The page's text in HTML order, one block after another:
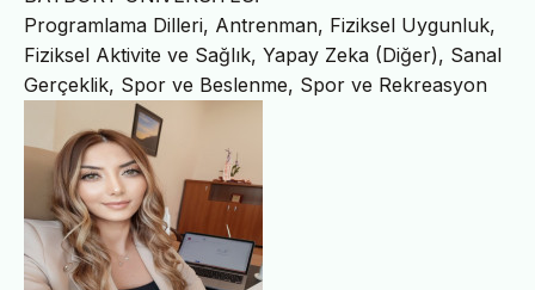
Programlama Dilleri, Antrenman, Fiziksel Uygunluk,
Fiziksel Aktivite ve Sağlık, Yapay Zeka (Diğer), Sanal
Gerçeklik, Spor ve Beslenme, Spor ve Rekreasyon